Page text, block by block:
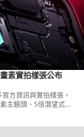
素實拍樣張公布
方資訊與實拍樣張，
主鏡頭、5倍潛望式長